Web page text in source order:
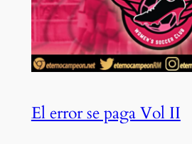
El error se paga Vol II